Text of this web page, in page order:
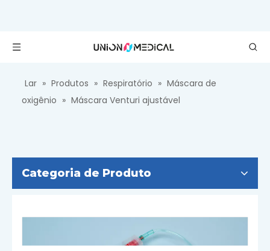
Lar » Produtos » Respiratório » Máscara de
oxigênio » Máscara Venturi ajustável
Categoria de Produto